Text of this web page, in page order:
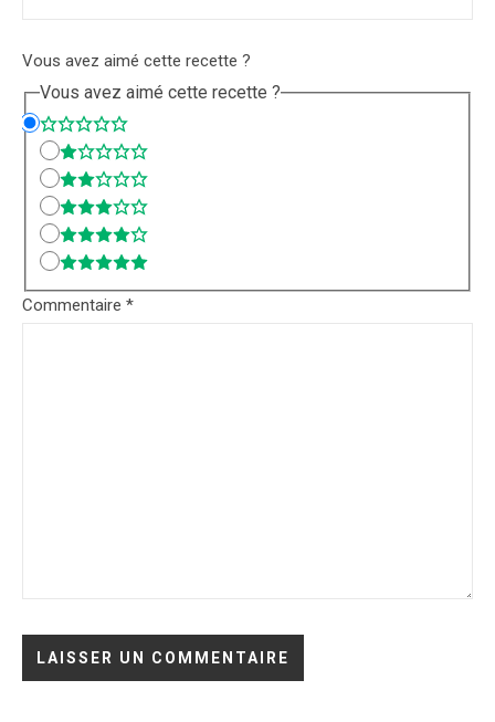
Vous avez aimé cette recette ?
Vous avez aimé cette recette ?
Commentaire *